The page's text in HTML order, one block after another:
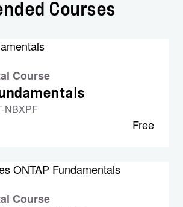
Courses
Course
NBXPF
Free
Course